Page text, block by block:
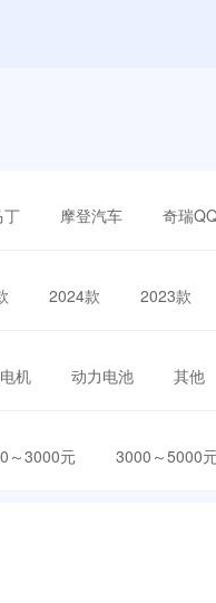
丁 摩登汽车 奇瑞
2024款 2023款
机 动力电池 其他
～3000元 3000～5000